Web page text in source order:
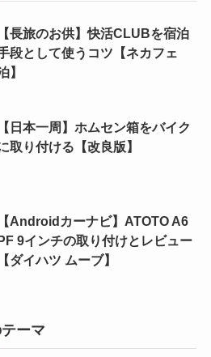
【長旅のお供】快活CLUBを宿泊
段として使うコツ【ネカフェ
】
【日本一周】ホムセン箱をバイク
取り付ける【改良版】
【Androidカーナビ】ATOTO A6
9インチの取り付けとレビュー
【ダイハツ ムーブ】
ーマ